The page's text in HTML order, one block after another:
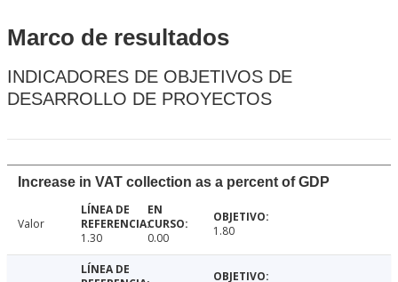
Marco de resultados
INDICADORES DE OBJETIVOS DE
DESARROLLO DE PROYECTOS
Increase in VAT collection as a percent of GDP
Valor
1.30
0.00 1.80